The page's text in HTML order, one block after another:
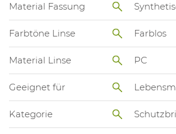
Material Fassung
Farbtöne Linse Farblos
Material Linse PC
Geeignet für
Kategorie